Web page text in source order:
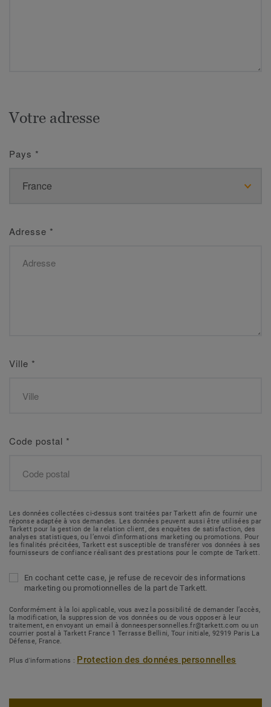
Votre adresse
Pays *
Adresse *
Ville *
Code postal *
Les données collectées ci-dessus sont traitées par Tarkett afin de fournir une
réponse adaptée à vos demandes. Les données peuvent aussi être utilisées par
Tarkett pour la gestion de la relation client, des enquêtes de satisfaction, des
analyses statistiques, ou l’envoi d’informations marketing ou promotions. Pour
les finalités précitées, Tarkett est susceptible de transférer vos données à ses
fournisseurs de confiance réalisant des prestations pour le compte de Tarkett.
En cochant cette case, je refuse de recevoir des informations
marketing ou promotionnelles de la part de Tarkett.
Conformément à la loi applicable, vous avez la possibilité de demander l’accès,
la modification, la suppression de vos données ou de vous opposer à leur
traitement, en envoyant un email à donneespersonnelles.fr@tarkett.com ou un
courrier postal à Tarkett France 1 Terrasse Bellini, Tour initiale, 92919 Paris La
Défense, France.
Plus d'informations : Protection des données personnelles